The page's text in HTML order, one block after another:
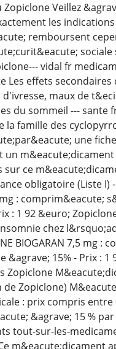
Veillez
les
remboursent
vidal fr
Les effets
maux de
du sommeil ---
la famille des
une
un
ce
obligatoire (Liste I)
mg :
: 1 92 &euro;
chez
BIOGARAN 7,5 mg
&agrave; 15% - Prix :
Zopiclone
de Zopiclone)
: prix compris
&agrave; 15 %
tout-sur-les-
? Ce